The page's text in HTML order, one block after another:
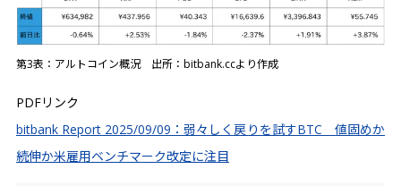
第3表：アルトコイン概況 出所：bitbank.ccより作成
PDFリンク
bitbank Report 2025/09/09：弱々しく戻りを試すBTC 値固めか
続伸か米雇用ベンチマーク改定に注目